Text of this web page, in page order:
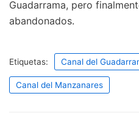
Guadarrama, pero
abandonados.
Etiquetas: Canal del
Canal del Manzanares